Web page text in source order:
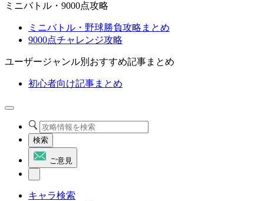
ミニバトル・9000点攻略
ミニバトル・野球勝負攻略まとめ
9000点チャレンジ攻略
ユーザージャンル別おすすめ記事まとめ
初心者向け記事まとめ
検索
ご意見
キャラ検索